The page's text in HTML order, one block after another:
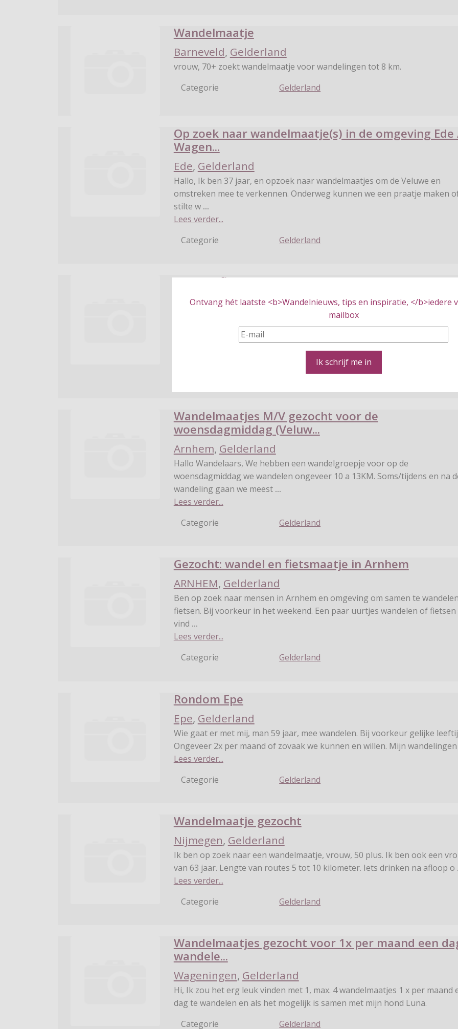
Ontvang hét laatste <b>Wandelnieuws, tips en inspiratie, </b>iedere
mailbox
Ik schrijf me in
Wandelmaatje
Barneveld, Gelderland
vrouw, 70+ zoekt wandelmaatje voor wandelingen tot 8 km.
Categorie
Gelderland
Op zoek naar wandelmaatje(s) in de omgeving Ede
Wagen...
Ede, Gelderland
Hallo, Ik ben 37 jaar, en opzoek naar wandelmaatjes om de Veluwe en
omstreken mee te verkennen. Onderweg kunnen we een praatje maken
stilte w ...
Lees verder...
Categorie
Gelderland
Wandel/fiets vriendin omgeving Wageningen.
Wageningen,Gelderland
Ik ben op zoek naar een wandel- of fietsmaatje, leeftijd 65-75 jaar,
wandelafstand 5 tot 10 km. Omgeving Wageningen, Renkum, Ede. Overleg
Gelderland
Wandelmaatjes M/V gezocht voor de
woensdagmiddag (Veluw...
Arnhem, Gelderland
Hallo Wandelaars, We hebben een wandelgroepje voor op de
woensdagmiddag we wandelen ongeveer 10 a 13KM. Soms/tijdens en na
wandeling gaan we meest ...
Lees verder...
Categorie
Gelderland
Gezocht: wandel en fietsmaatje in Arnhem
ARNHEM, Gelderland
Ben op zoek naar mensen in Arnhem en omgeving om samen te
fietsen. Bij voorkeur in het weekend. Een paar uurtjes wandelen of fietsen
vind ...
Lees verder...
Categorie
Gelderland
Rondom Epe
Epe, Gelderland
Wie gaat er met mij, man 59 jaar, mee wandelen. Bij voorkeur gelijke
Ongeveer 2x per maand of zovaak we kunnen en willen. Mijn
Lees verder...
Categorie
Gelderland
Wandelmaatje gezocht
Nijmegen, Gelderland
Ik ben op zoek naar een wandelmaatje, vrouw, 50 plus. Ik ben ook een
van 63 jaar. Lengte van routes 5 tot 10 kilometer. Iets drinken na afloop o
Lees verder...
Categorie
Gelderland
Wandelmaatjes gezocht voor 1x per maand een
wandele...
Wageningen, Gelderland
Hi, Ik zou het erg leuk vinden met 1, max. 4 wandelmaatjes 1 x per maand
dag te wandelen en als het mogelijk is samen met mijn hond Luna.
Categorie
Gelderland